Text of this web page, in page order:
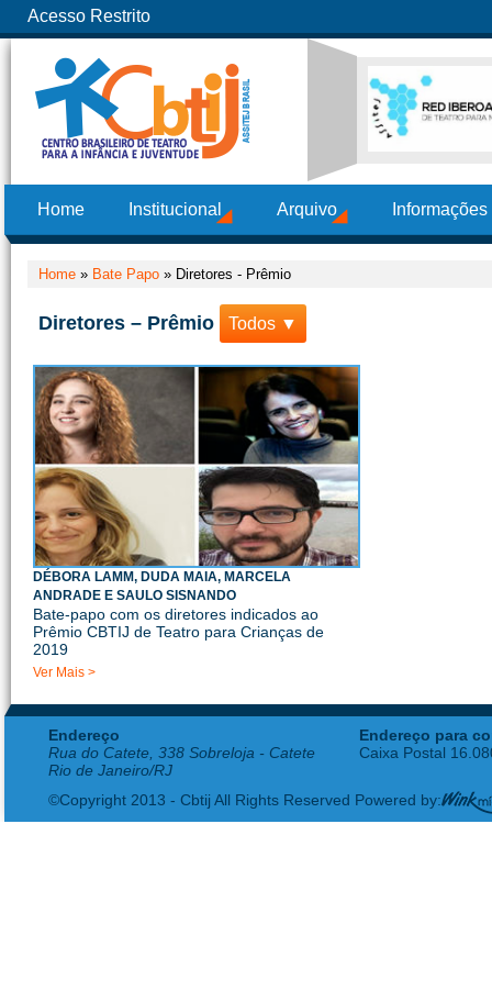
Acesso Restrito
Home Institucional Arquivo
Home » Bate Papo » Diretores - Prêmio
Diretores – Prêmio Todos ▼
DÉBORA LAMM, DUDA MAIA, MARCELA
ANDRADE E SAULO SISNANDO
Bate-papo com os diretores indicados ao
Prêmio CBTIJ de Teatro para Crianças de
2019
Ver Mais >
Endereço
Rua do Catete, 338 Sobreloja - Catete
Rio de Janeiro/RJ
Endereço para
Caixa Postal
©Copyright 2013 - Cbtij All Rights Reserved Powered by: